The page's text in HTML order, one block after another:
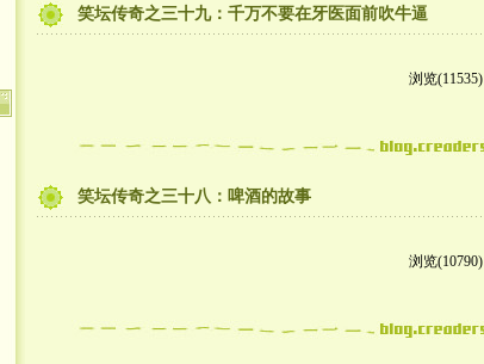
笑坛传奇之三十九：千万不要在牙医面前吹牛逼
浏览(11535)
笑坛传奇之三十八：啤酒的故事
浏览(10790)